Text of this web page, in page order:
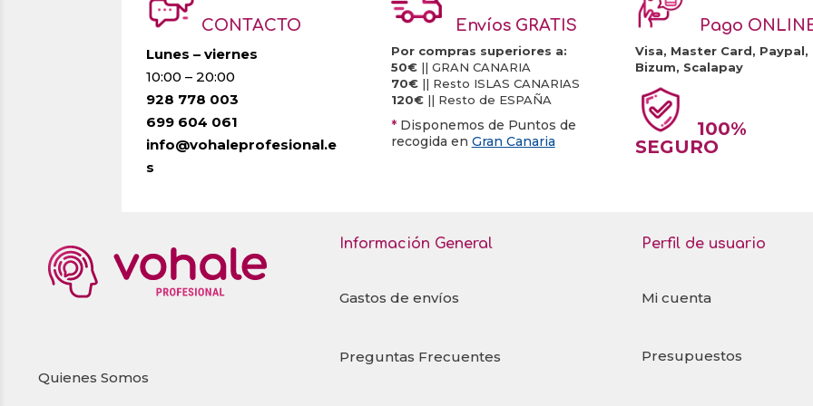
CONTACTO
Lunes – viernes
10:00 – 20:00
928 778 003
699 604 061
info@vohaleprofesional.e
s
Envíos GRATIS
Por compras superiores a:
50€|| GRAN CANARIA
70€|| Resto ISLAS CANARIAS
120€|| Resto de ESPAÑA
* Disponemos de Puntos de
recogida en Gran Canaria
Pago
Visa, Master Card, Paypal,
Bizum, Scalapay
100%
SEGURO
Quienes Somos
Información General
Gastos de envíos
Preguntas Frecuentes
Perfil de usuario
Mi cuenta
Presupuestos